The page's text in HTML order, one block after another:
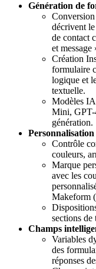
Génération de
décrivent
de contact
et message
Création
formulaire
logique et
textuelle.
Modèles
Mini, GPT-
génération.
Contrôle
couleurs,
Marque
avec les
Makeform
sections de
Champs
Variables
des
réponses